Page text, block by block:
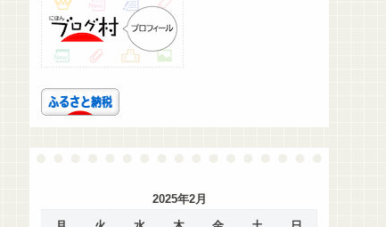
2025年2月